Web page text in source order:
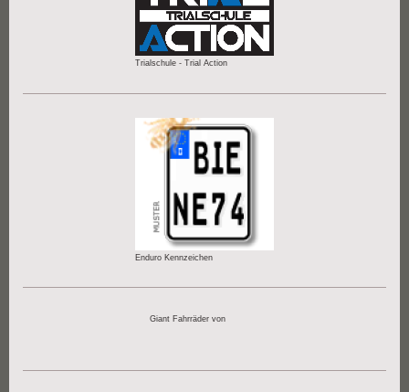
Trialschule - Trial Action
Enduro Kennzeichen
Giant Fahrräder von